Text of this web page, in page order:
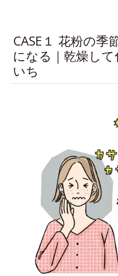
CASE１ 花粉の季
になる｜乾燥し
いち